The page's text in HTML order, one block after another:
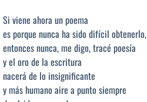
Si viene ahora un poema
es porque nunca ha sido difícil obtenerlo,
entonces nunca, me digo, tracé poesía
y el oro de la escritura
nacerá de lo insignificante
y más humano aire a punto siempre